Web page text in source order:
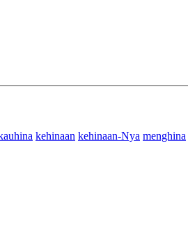
kehinaan kehinaan-Nya menghina